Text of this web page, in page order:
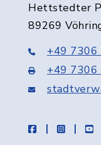
Hettstedter
89269
+49
+49
facebookinstagram